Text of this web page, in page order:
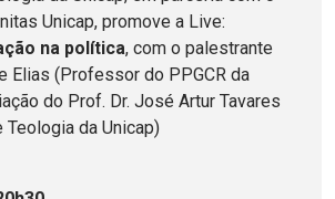
Unicap, promove a Live:
na política, com o palestrante
Elias (Professor do PPGCR da
do Prof. Dr. José Artur Tavares
Teologia da Unicap)